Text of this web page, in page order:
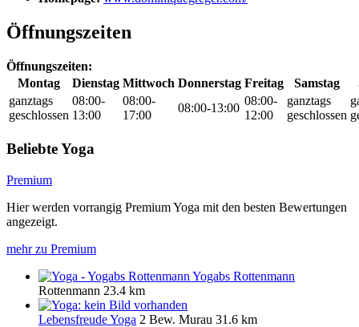
Öffnungszeiten
Öffnungszeiten:
Montag
Dienstag Mittwoch Donnerstag Freitag Samstag
ganztags
geschlossen
08:00-
13:00
08:00-
17:00
08:00-13:00
08:00-
12:00
ganztags
geschlossen
Beliebte Yoga
Premium
Hier werden vorrangig Premium Yoga mit den besten Bewertungen
angezeigt.
mehr zu Premium
Yogabs Rottenmann
Rottenmann 23.4 km
Lebensfreude Yoga 2 Bew. Murau 31.6 km